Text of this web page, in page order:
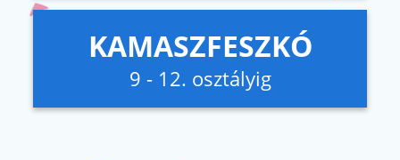
KAMASZFESZKÓ
9 - 12. osztályig